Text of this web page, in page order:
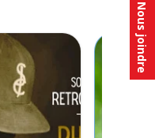
Nous joindre